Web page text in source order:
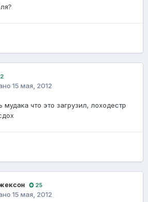
15 мая, 2012
мудака что это загрузил, лоходестр
25
15 мая, 2012